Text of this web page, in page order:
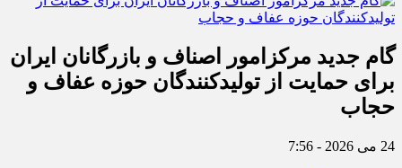
گام جدید مرکزامور اصناف و بازرگانان ایران
برای حمایت از تولیدکنندگان حوزه عفاف و
حجاب
24 می 2026 - 7:56